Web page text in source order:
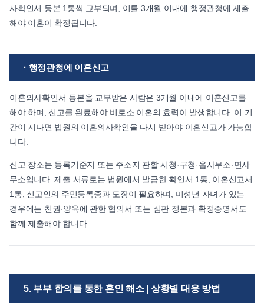
사확인서 등본 1통씩 교부되며, 이를 3개월 이내에 행정관청에 제출
해야 이혼이 확정됩니다.
· 행정관청에 이혼신고
이혼의사확인서 등본을 교부받은 사람은 3개월 이내에 이혼신고를
해야 하며, 신고를 완료해야 비로소 이혼의 효력이 발생합니다. 이 기
간이 지나면 법원의 이혼의사확인을 다시 받아야 이혼신고가 가능합
니다.
신고 장소는 등록기준지 또는 주소지 관할 시청·구청·읍사무소·면사
무소입니다. 제출 서류로는 법원에서 발급한 확인서 1통, 이혼신고서
1통, 신고인의 주민등록증과 도장이 필요하며, 미성년 자녀가 있는
경우에는 친권·양육에 관한 협의서 또는 심판 정본과 확정증명서도
함께 제출해야 합니다.
5. 부부 합의를 통한 혼인 해소 | 상황별 대응 방법